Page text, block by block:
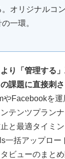
。オリジナルコ
一環。
り「管理する
課題に直接刺さ
やFacebookを運
テンツプラン
と最適タイミ
一括アップロー
ビューのまと